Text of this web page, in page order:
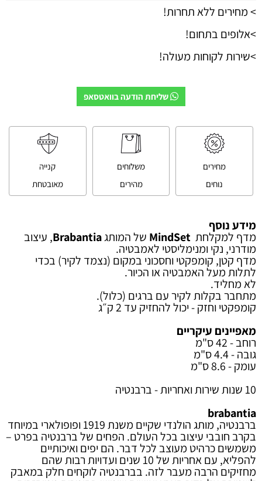
> מחירים ללא תחרות!
>אלופים בתחום!
>שירות לקוחות מעולה!
שליחת הודעה בוואטסאפ
מחירים
נוחים
משלוחים
מהירים
קנייה
מאובטחת
מידע נוסף
מדף למקלחת MindSet של המותגBrabantia, עיצוב
מודרני, נקי ומנימליסטי לאמבטיה.
מדף קטן, קומפקטי וחסכוני במקום (נצמד לקיר) בכדי
לתלות מעל האמבטיה או הכיור.
לא מחליד.
מתחבר בקלות לקיר עם ברגים (כלול).
קומפקטי וחזק - יכול להחזיק עד 2 ק״ג
מאפיינים עיקריים
רוחב - 42 ס"מ
גובה - 4.4 ס"מ
עומק - 8.6 ס"מ
10 שנות שירות ואחריות - ברבנטיה
brabantia
ברבנטיה, מותג הולנדי שקיים משנת 1919 ופופולארי במיוחד
בקרב חובבי עיצוב בכל העולם. הפחים של ברבנטיה בפרט –
משמשים כרהיט מעוצב לכל דבר. הם יפים ואיכותיים
להפליא, עם אחריות של 10 שנים ועדויות רבות שהם
מחזיקים הרבה מעבר לזה. בברבנטיה לוקחים חלק במאבק